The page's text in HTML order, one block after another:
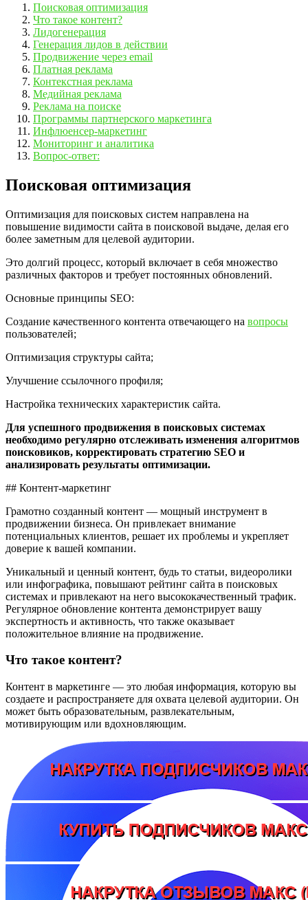
Поисковая оптимизация
Что такое контент?
Лидогенерация
Генерация лидов в действии
Продвижение через email
Платная реклама
Контекстная реклама
Медийная реклама
Реклама на поиске
Программы партнерского маркетинга
Инфлюенсер-маркетинг
Мониторинг и аналитика
Вопрос-ответ:
Поисковая оптимизация
Оптимизация для поисковых систем направлена на
повышение видимости сайта в поисковой выдаче, делая его
более заметным для целевой аудитории.
Это долгий процесс, который включает в себя множество
различных факторов и требует постоянных обновлений.
Основные принципы SEO:
Создание качественного контента отвечающего на вопросы
пользователей;
Оптимизация структуры сайта;
Улучшение ссылочного профиля;
Настройка технических характеристик сайта.
Для успешного продвижения в поисковых системах
необходимо регулярно отслеживать изменения алгоритмов
поисковиков, корректировать стратегию SEO и
анализировать результаты оптимизации.
## Контент-маркетинг
Грамотно созданный контент — мощный инструмент в
продвижении бизнеса. Он привлекает внимание
потенциальных клиентов, решает их проблемы и укрепляет
доверие к вашей компании.
Уникальный и ценный контент, будь то статьи, видеоролики
или инфографика, повышают рейтинг сайта в поисковых
системах и привлекают на него высококачественный трафик.
Регулярное обновление контента демонстрирует вашу
экспертность и активность, что также оказывает
положительное влияние на продвижение.
Что такое контент?
Контент в маркетинге — это любая информация, которую вы
создаете и распространяете для охвата целевой аудитории. Он
может быть образовательным, развлекательным,
мотивирующим или вдохновляющим.